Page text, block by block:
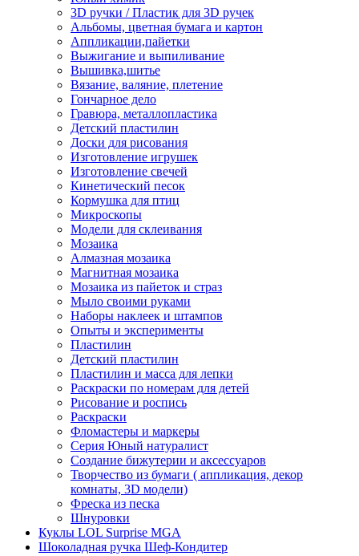
3D ручки / Пластик для 3D ручек
Альбомы, цветная бумага и картон
Аппликации,пайетки
Выжигание и выпиливание
Вышивка,шитье
Вязание, валяние, плетение
Гончарное дело
Гравюра, металлопластика
Детский пластилин
Доски для рисования
Изготовление игрушек
Изготовление свечей
Кинетический песок
Кормушка для птиц
Микроскопы
Модели для склеивания
Мозаика
Алмазная мозаика
Магнитная мозаика
Мозаика из пайеток и страз
Мыло своими руками
Наборы наклеек и штампов
Опыты и эксперименты
Пластилин
Детский пластилин
Пластилин и масса для лепки
Раскраски по номерам для детей
Рисование и роспись
Раскраски
Фломастеры и маркеры
Серия Юный натуралист
Создание бижутерии и аксессуаров
Творчество из бумаги ( аппликация, декор
комнаты, 3D модели)
Фреска из песка
Шнуровки
Куклы LOL Surprise MGA
Шоколадная ручка Шеф-Кондитер